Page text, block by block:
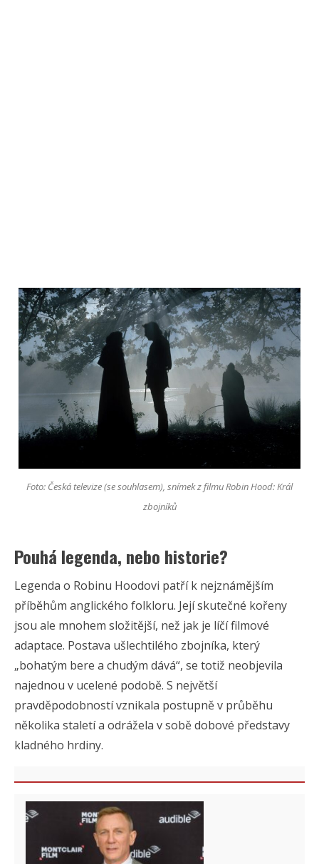
Foto: Česká televize (se souhlasem), snímek z filmu Robin Hood: Král
zbojníků
Pouhá legenda, nebo historie?
Legenda o Robinu Hoodovi patří k nejznámějším
příběhům anglického folkloru. Její skutečné kořeny
jsou ale mnohem složitější, než jak je líčí filmové
adaptace. Postava ušlechtilého zbojníka, který
„bohatým bere a chudým dává“, se totiž neobjevila
najednou v ucelené podobě. S největší
pravděpodobností vznikala postupně v průběhu
několika staletí a odrážela v sobě dobové představy
kladného hrdiny.